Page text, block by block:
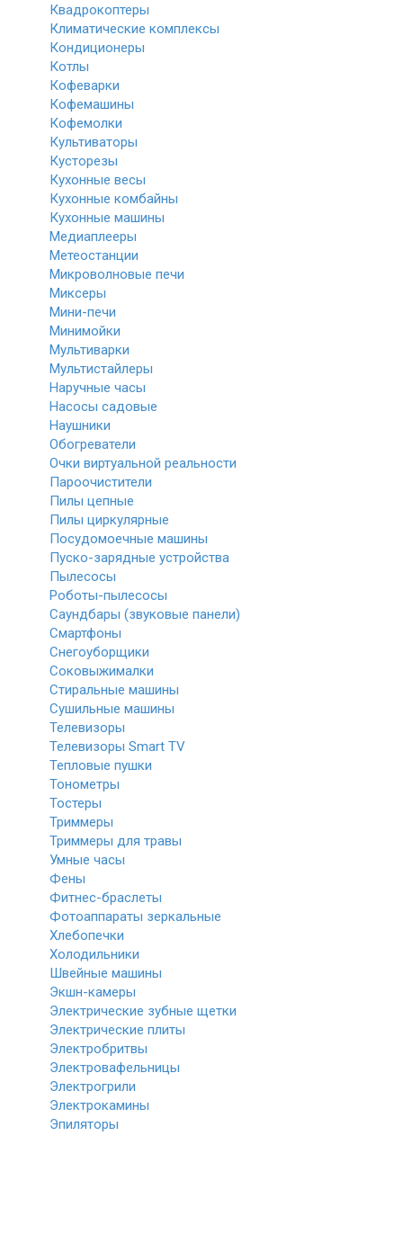
Квадрокоптеры
Климатические комплексы
Кондиционеры
Котлы
Кофеварки
Кофемашины
Кофемолки
Культиваторы
Кусторезы
Кухонные весы
Кухонные комбайны
Кухонные машины
Медиаплееры
Метеостанции
Микроволновые печи
Миксеры
Мини-печи
Минимойки
Мультиварки
Мультистайлеры
Наручные часы
Насосы садовые
Наушники
Обогреватели
Очки виртуальной реальности
Пароочистители
Пилы цепные
Пилы циркулярные
Посудомоечные машины
Пуско-зарядные устройства
Пылесосы
Роботы-пылесосы
Саундбары (звуковые панели)
Смартфоны
Снегоуборщики
Соковыжималки
Стиральные машины
Сушильные машины
Телевизоры
Телевизоры Smart TV
Тепловые пушки
Тонометры
Тостеры
Триммеры
Триммеры для травы
Умные часы
Фены
Фитнес-браслеты
Фотоаппараты зеркальные
Хлебопечки
Холодильники
Швейные машины
Экшн-камеры
Электрические зубные щетки
Электрические плиты
Электробритвы
Электровафельницы
Электрогрили
Электрокамины
Эпиляторы